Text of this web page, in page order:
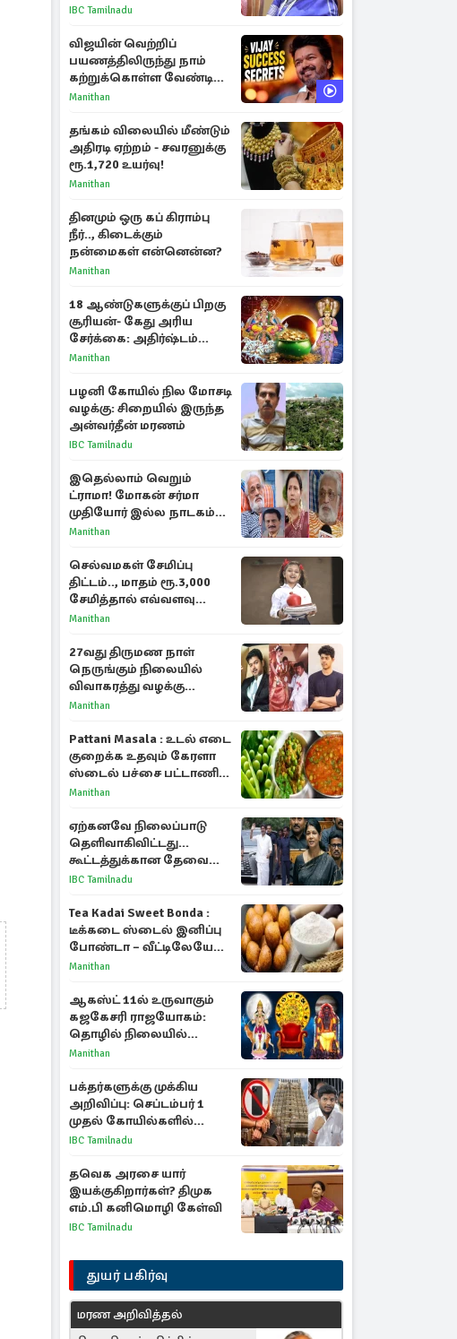
IBC Tamilnadu
விஜயின் வெற்றிப்
பயணத்திலிருந்து நாம்
கற்றுக்கொள்ள வேண்டிய
முக்கிய 3 விடயங்கள்!
Manithan
தங்கம் விலையில் மீண்டும்
அதிரடி ஏற்றம் - சவரனுக்கு
ரூ.1,720 உயர்வு!
Manithan
தினமும் ஒரு கப் கிராம்பு
நீர்.., கிடைக்கும்
நன்மைகள் என்னென்ன?
Manithan
18 ஆண்டுகளுக்குப் பிறகு
சூரியன்- கேது அரிய
சேர்க்கை: அதிர்ஷ்டம்
பெறும் 3 ராசிகள்!
Manithan
பழனி கோயில் நில மோசடி
வழக்கு: சிறையில் இருந்த
அன்வர்தீன் மரணம்
IBC Tamilnadu
இதெல்லாம் வெறும்
ட்ராமா! மோகன் சர்மா
முதியோர் இல்ல நாடகம்
குறித்து குட்டி பத்மினி
Manithan
செல்வமகள் சேமிப்பு
திட்டம்.., மாதம் ரூ.3,000
சேமித்தால் எவ்வளவு
கிடைக்கும்?
Manithan
27வது திருமண நாள்
நெருங்கும் நிலையில்
விவாகரத்து வழக்கு
வாபஸ்! விஜய்யுடன்
Manithan
Pattani Masala : உடல் எடை
குறைக்க உதவும் கேரளா
ஸ்டைல் பச்சை பட்டாணி
கிரேவி
Manithan
ஏற்கனவே நிலைப்பாடு
தெளிவாகிவிட்டது...
கூட்டத்துக்கான தேவை
என்ன? - கனிமொழி
IBC Tamilnadu
Tea Kadai Sweet Bonda :
டீக்கடை ஸ்டைல் இனிப்பு
போண்டா – வீட்டிலேயே
செய்வது எப்படி?
Manithan
ஆகஸ்ட் 11ல் உருவாகும்
கஜகேசரி ராஜயோகம்:
தொழில் நிலையில்
அதிர்ஷ்டம் பெறும் 3
Manithan
பக்தர்களுக்கு முக்கிய
அறிவிப்பு: செப்டம்பர் 1
முதல் கோயில்களில்
மொபைலுக்கு தடை!
IBC Tamilnadu
தவெக அரசை யார்
இயக்குகிறார்கள்? திமுக
எம்.பி கனிமொழி கேள்வி
IBC Tamilnadu
துயர் பகிர்வு
மரண அறிவித்தல்